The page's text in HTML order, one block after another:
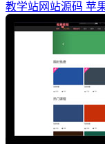
教学站网站源码 苹